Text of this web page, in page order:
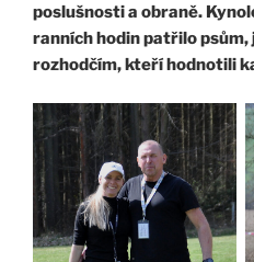
poslušnosti a obraně.
ranních hodin patřilo psům,
rozhodčím, kteří hodnotili